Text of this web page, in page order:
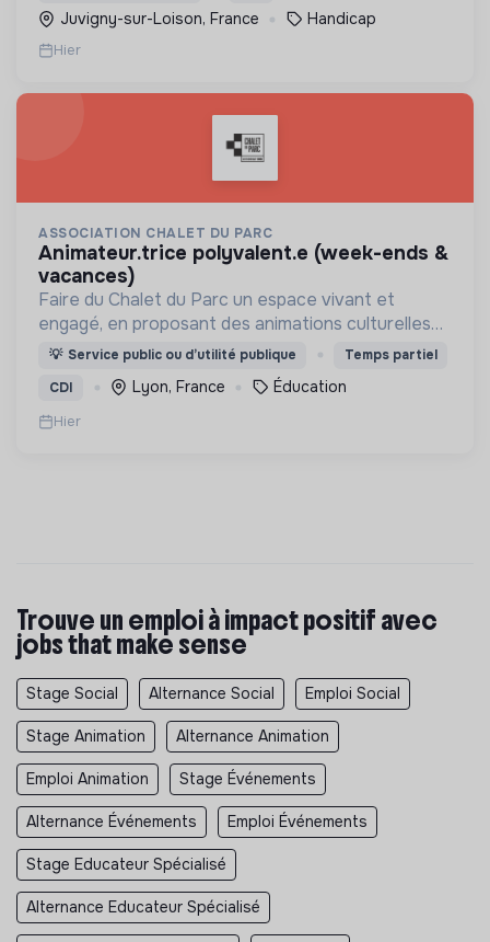
Juvigny-sur-Loison, France Handicap
Hier
ASSOCIATION CHALET DU PARC
animateur.trice polyvalent.e (week-ends &
vacances)
Faire du Chalet du Parc un espace vivant et
engagé, en proposant des animations culturelles
et pédagogiques (ateliers, expos, jeux) pour vivre
une expérience accessible et inspirante.
💡 Service public ou d’utilité publique
Temps partiel
CDI
Lyon, France Éducation
Hier
Trouve un emploi à impact positif avec
jobs that make sense
Stage Social Alternance Social Emploi Social
Stage Animation Alternance Animation
Emploi Animation Stage Événements
Alternance Événements Emploi Événements
Stage Educateur Spécialisé
Alternance Educateur Spécialisé